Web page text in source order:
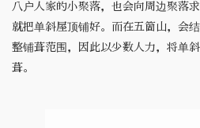
八户人家的小聚落，也会向周边聚落
就把单斜屋顶铺好。而在五箇山，会
整铺葺范围，因此以少数人力，将单
葺。